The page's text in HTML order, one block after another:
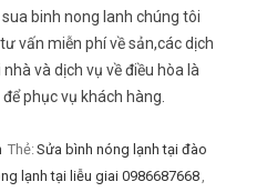
binh nong lanh chúng tôi
vấn miễn phí về sản,các dịch
và dịch vụ về điều hòa là
phục vụ khách hàng.
Thẻ: Sửa bình nóng lạnh tại đào
lạnh tại liễu giai 0986687668